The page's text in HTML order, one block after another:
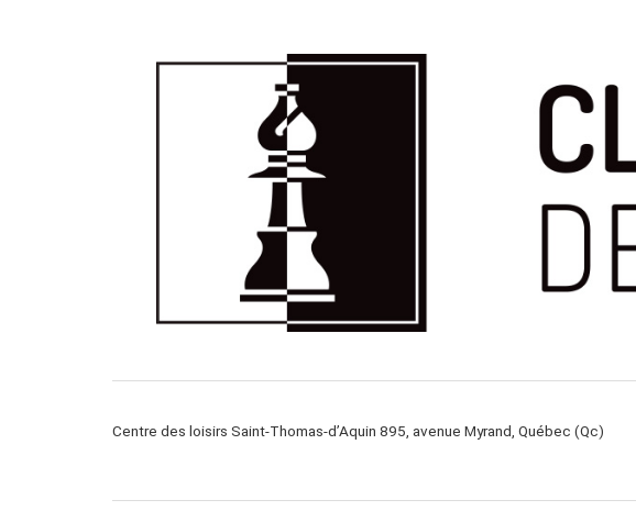
Centre des loisirs Saint-Thomas-d’Aquin 895, avenue Myrand, Québec (Qc)